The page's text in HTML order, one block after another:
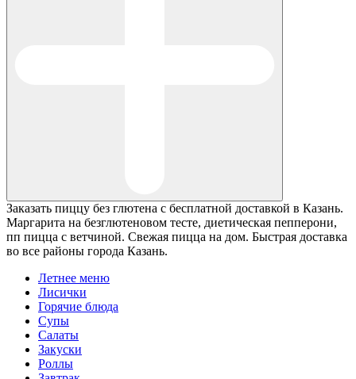
Заказать пиццу без глютена с бесплатной доставкой в Казань.
Маргарита на безглютеновом тесте, диетическая пепперони,
пп пицца с ветчиной. Свежая пицца на дом. Быстрая доставка
во все районы города Казань.
Летнее меню
Лисички
Горячие блюда
Супы
Салаты
Закуски
Роллы